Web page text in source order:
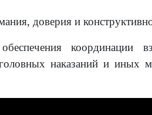
доверия и
координации
наказаний и иных